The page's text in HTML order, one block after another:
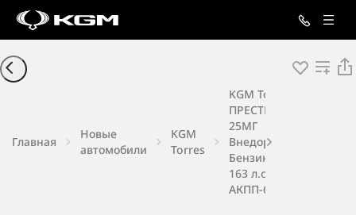
Главная
Новые
автомобили
KGM
Torres
KGM Torres
ПРЕСТИЖ 4X4
25МГ
Внедорожник
Бензин 1,5 л
163 л.с.
АКПП-6